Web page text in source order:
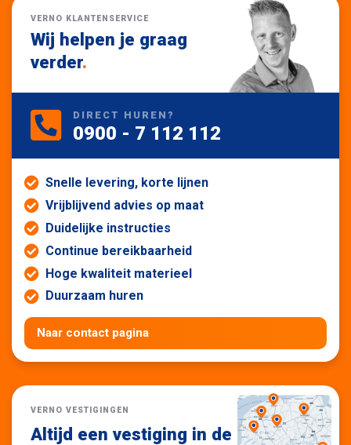
VERNO KLANTENSERVICE
Wij helpen je graag
verder.
DIRECT HUREN?
0900 - 7 112 112
Snelle levering, korte lijnen
Vrijblijvend advies op maat
Duidelijke instructies
Continue bereikbaarheid
Hoge kwaliteit materieel
Duurzaam huren
Naar contact pagina
VERNO VESTIGINGEN
Altijd een vestiging in de